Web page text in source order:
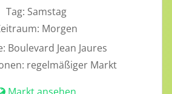
Tag: Samstag
Morgen
Boulevard Jean Jaures
regelmäßiger Markt